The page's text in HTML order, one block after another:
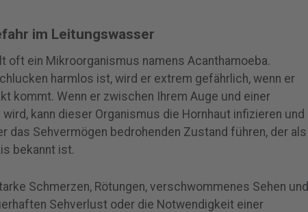
im Leitungswasser
oft ein Mikroorganismus namens Acanthamoeba.
harmlos ist, wird er extrem gefährlich, wenn er
kommt. Wenn er zwischen Ihrem Auge und einer
kann dieser Organismus die Hornhaut infizieren und
das Sehvermögen bedrohenden Zustand führen, der als
bekannt ist.
Schmerzen, Rötungen, verschwommenes Sehen und
Sehverlust oder die Notwendigkeit einer